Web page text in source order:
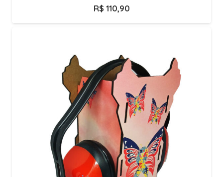
R$ 110,90